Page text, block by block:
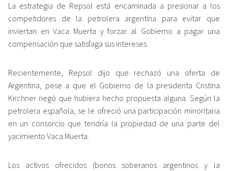
La estrategia de Repsol está encaminada a presionar a los
competidores de la petrolera argentina para evitar que
inviertan en Vaca Muerta y forzar al Gobierno a pagar una
compensación que satisfaga sus intereses.
Recientemente, Repsol dijo que rechazó una oferta de
Argentina, pese a que el Gobierno de la presidenta Cristina
Kirchner negó que hubiera hecho propuesta alguna. Según la
petrolera española, se le ofreció una participación minoritaria
en un consorcio que tendría la propiedad de una parte del
yacimiento Vaca Muerta.
Los activos ofrecidos (bonos soberanos argentinos y la